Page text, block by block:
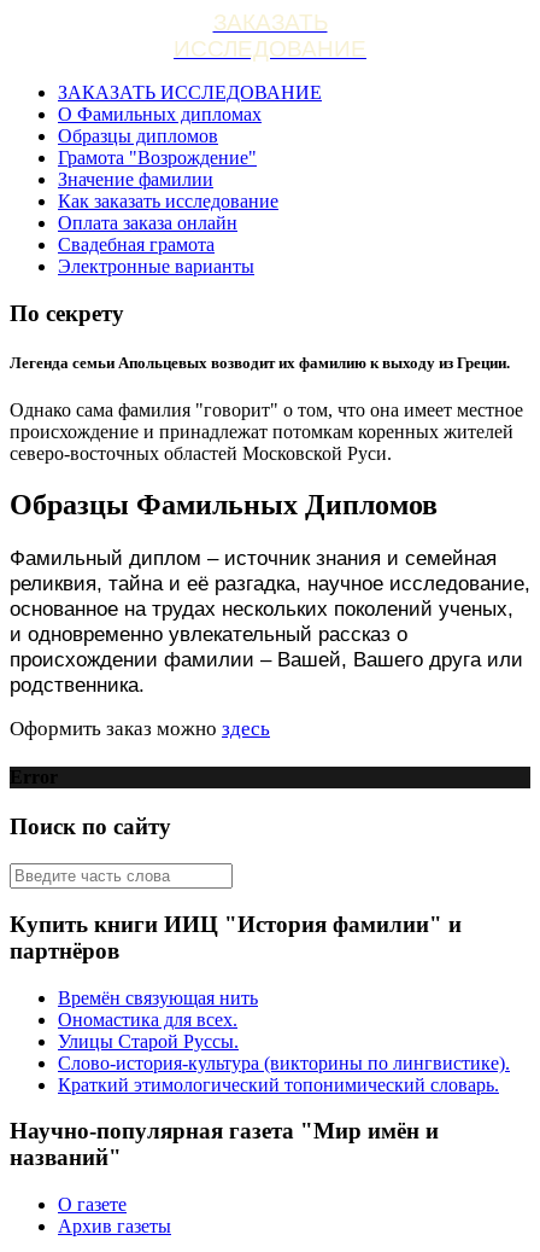
ЗАКАЗАТЬ
ИССЛЕДОВАНИЕ
ЗАКАЗАТЬ ИССЛЕДОВАНИЕ
О Фамильных дипломах
Образцы дипломов
Грамота "Возрождение"
Значение фамилии
Как заказать исследование
Оплата заказа онлайн
Свадебная грамота
Электронные варианты
По секрету
Легенда семьи Апольцевых возводит их фамилию к выходу из Греции.
Однако сама фамилия "говорит" о том, что она имеет местное
происхождение и принадлежат потомкам коренных жителей
северо-восточных областей Московской Руси.
Образцы Фамильных Дипломов
Фамильный диплом – источник знания и семейная
реликвия, тайна и её разгадка, научное исследование,
основанное на трудах нескольких поколений ученых,
и одновременно увлекательный рассказ о
происхождении фамилии – Вашей, Вашего друга или
родственника.
Оформить заказ можно здесь
Error
Поиск по сайту
Купить книги ИИЦ "История фамилии" и
партнёров
Времён связующая нить
Ономастика для всех.
Улицы Старой Руссы.
Слово-история-культура (викторины по лингвистике).
Краткий этимологический топонимический словарь.
Научно-популярная газета "Мир имён и
названий"
О газете
Архив газеты